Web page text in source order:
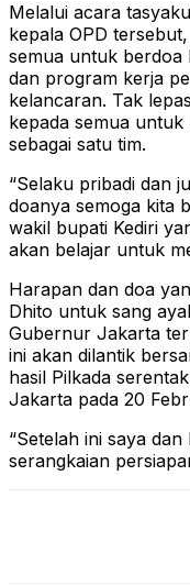
Melalui acara
kepala OPD
semua untuk berdoa
dan program kerja
kelancaran. Tak
kepada semua
sebagai satu tim.
“Selaku pribadi dan
doanya semoga kita
wakil bupati Kediri
akan belajar untuk
Harapan dan doa
Dhito untuk sang
Gubernur Jakarta
ini akan dilantik
hasil Pilkada
Jakarta pada 20
“Setelah ini saya
serangkaian